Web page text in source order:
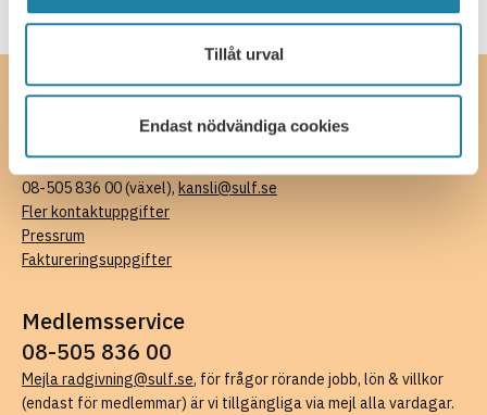
Tillåt urval
Endast nödvändiga cookies
Kontakta oss
SULF, Sveriges universitetslärare och forskare
Ferkens gränd 4, 111 30 Stockholm
08-505 836 00 (växel), kansli@sulf.se
Fler kontaktuppgifter
Pressrum
Faktureringsuppgifter
Medlemsservice
08-505 836 00
Mejla radgivning@sulf.se, för frågor rörande jobb, lön & villkor
(endast för medlemmar) är vi tillgängliga via mejl alla vardagar.